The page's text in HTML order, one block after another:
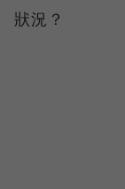
狀況？